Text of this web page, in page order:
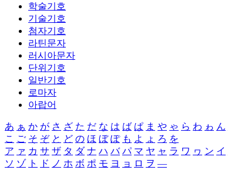
학술기호
기술기호
첨자기호
라틴문자
러시아문자
단위기호
일반기호
로마자
아랍어
あ ぁ か が さ ざ た だ な は ば ぱ ま や ゃ ら わ ゎ ん
こ ご そ ぞ と ど の ほ ぼ ぽ も よ ょ ろ を
ア ァ カ サ ザ タ ダ ナ ハ バ パ マ ヤ ャ ラ ワ ヮ ン イ
ソ ゾ ト ド ノ ホ ボ ポ モ ヨ ョ ロ ヲ ―